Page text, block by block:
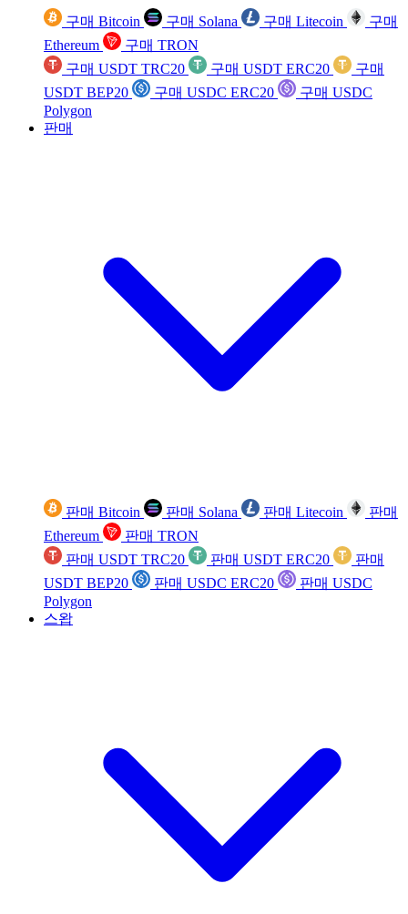
구매 Bitcoin 구매 Solana 구매 Litecoin
구매
Ethereum
구매 TRON
구매 USDT TRC20
구매 USDT ERC20
구매
USDT BEP20
구매 USDC ERC20
구매 USDC
Polygon
판매
판매 Bitcoin 판매 Solana 판매 Litecoin
판매
Ethereum
판매 TRON
판매 USDT TRC20
판매 USDT ERC20
판매
USDT BEP20
판매 USDC ERC20
판매 USDC
Polygon
스왑